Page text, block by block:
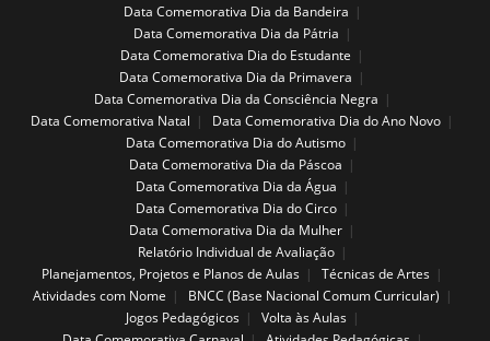
Data Comemorativa Dia da Bandeira
Data Comemorativa Dia da Pátria
Data Comemorativa Dia do Estudante
Data Comemorativa Dia da Primavera
Data Comemorativa Dia da Consciência Negra
Data Comemorativa Natal
Data Comemorativa Dia do Ano Novo
Data Comemorativa Dia do Autismo
Data Comemorativa Dia da Páscoa
Data Comemorativa Dia da Água
Data Comemorativa Dia do Circo
Data Comemorativa Dia da Mulher
Relatório Individual de Avaliação
Planejamentos, Projetos e Planos de Aulas
Técnicas de Artes
Atividades com Nome
BNCC (Base Nacional Comum Curricular)
Jogos Pedagógicos
Volta às Aulas